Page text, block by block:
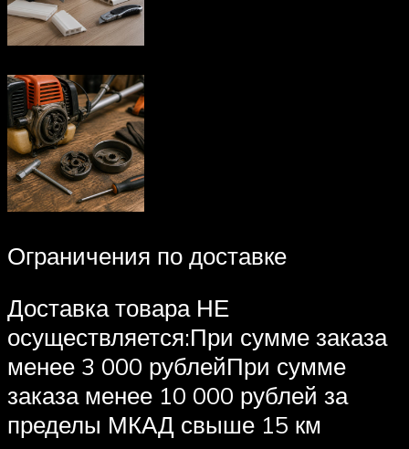
Ограничения по доставке
Доставка товара НЕ
осуществляется:При сумме заказа
менее 3 000 рублейПри сумме
заказа менее 10 000 рублей за
пределы МКАД свыше 15 км